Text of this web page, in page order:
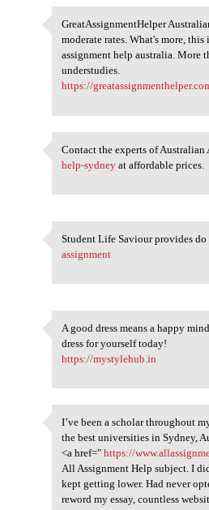
GreatAssignmentHelper
GreatAssignmentHelper
moderate rates. What's more,
assignment help australia. More
understudies.
https://
Contact the experts of
Contact the experts of
help-sydney at affordable prices.
Student Life Saviour
Student Life Saviour provides
assignment
A good dress means a
A good dress means a happy
dress for yourself today!
https://mystylehub.in
I’ve been a scholar
I’ve been a scholar throughout
the best universities in Sydney,
<a href="https://
All Assignment Help subject. I
kept getting lower. Had never
reword my essay, countless